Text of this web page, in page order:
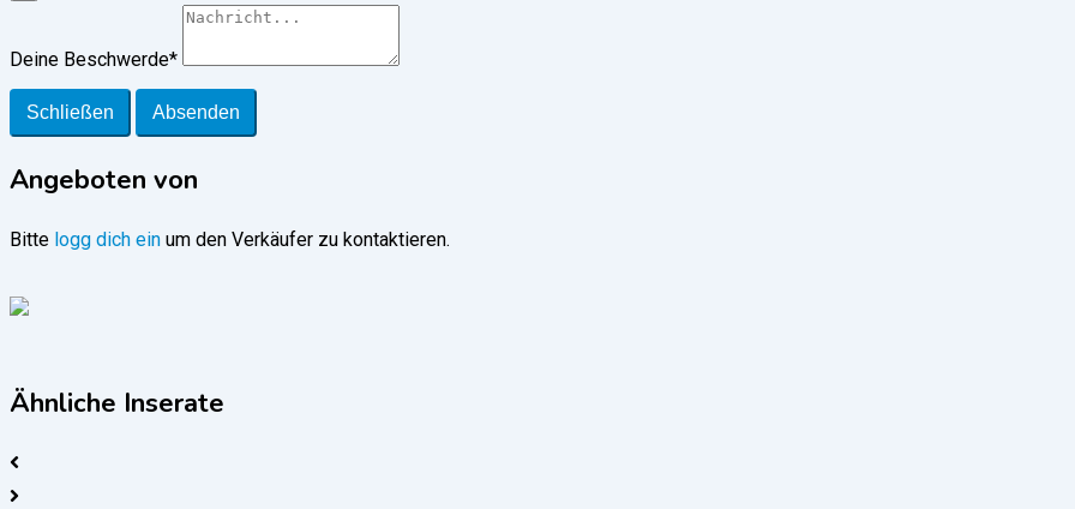
Deine Beschwerde*
Schließen Absenden
Angeboten von
Bitte logg dich ein um den Verkäufer zu kontaktieren.
Ähnliche Inserate